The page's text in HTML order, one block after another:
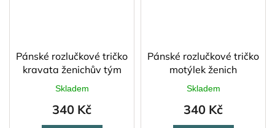
Pánské rozlučkové tričko
kravata ženichův tým
Skladem
340 Kč
Pánské rozlučkové tričko
motýlek ženich
Skladem
340 Kč